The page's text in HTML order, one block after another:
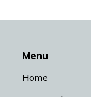
Menu
Home